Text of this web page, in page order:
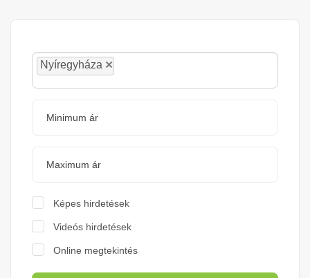
×
Nyíregyháza
Képes hirdetések
Videós hirdetések
Online megtekintés